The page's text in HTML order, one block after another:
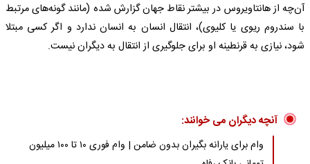
آن‌چه از هانتاویروس در بیشتر نقاط جهان گزارش شده (مانند گونه‌های مرتبط
با سندروم ریوی یا کلیوی)، انتقال انسان به انسان ندارد و اگر کسی مبتلا
شود، نیازی به قرنطینه او برای جلوگیری از انتقال به دیگران نیست.
آنچه دیگران می خوانند:
وام برای یارانه بگیران بدون ضامن | وام فوری ۱۰ تا ۱۰۰ میلیون